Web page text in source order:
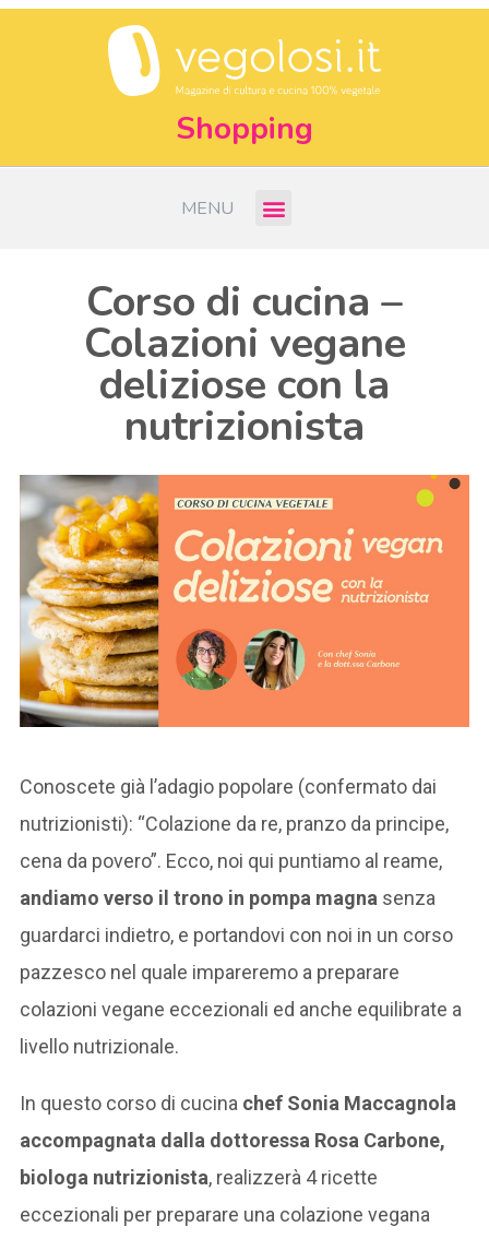
Shopping
MENU
Corso di cucina –
Colazioni vegane
deliziose con la
nutrizionista
Conoscete già l’adagio popolare (confermato dai
nutrizionisti): “Colazione da re, pranzo da principe,
cena da povero”. Ecco, noi qui puntiamo al reame,
andiamo verso il trono in pompa magna senza
guardarci indietro, e portandovi con noi in un corso
pazzesco nel quale impareremo a preparare
colazioni vegane eccezionali ed anche equilibrate a
livello nutrizionale.
In questo corso di cucina chef Sonia Maccagnola
accompagnata dalla dottoressa Rosa Carbone,
biologa nutrizionista, realizzerà 4 ricette
eccezionali per preparare una colazione vegana